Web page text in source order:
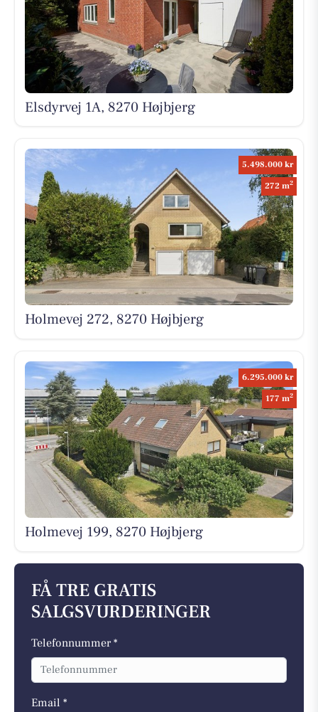
Elsdyrvej 1A, 8270 Højbjerg
5.498.000 kr
272 m2
Holmevej 272, 8270 Højbjerg
6.295.000 kr
177 m2
Holmevej 199, 8270 Højbjerg
FÅ TRE GRATIS
SALGSVURDERINGER
Telefonnummer *
Email *